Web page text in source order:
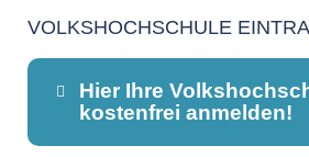
VOLKSHOCHSCHULE
Hier Ihre
kostenfrei anmelden!